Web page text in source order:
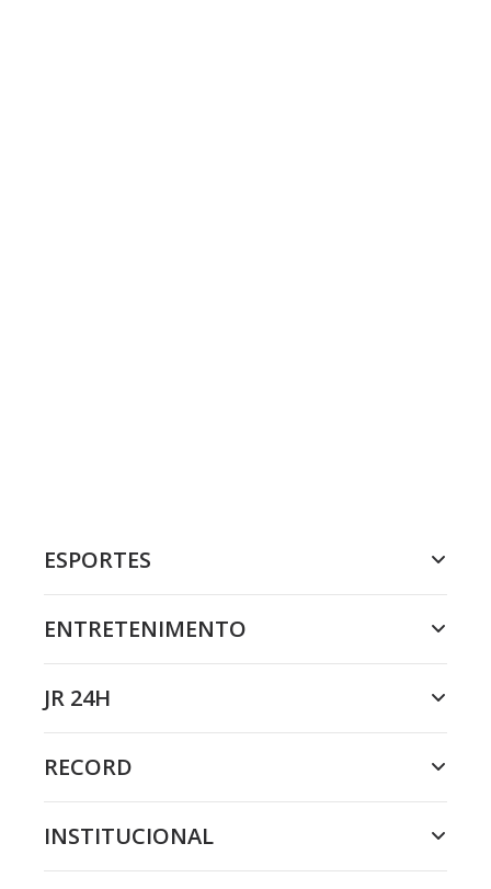
ESPORTES
ENTRETENIMENTO
JR 24H
RECORD
INSTITUCIONAL